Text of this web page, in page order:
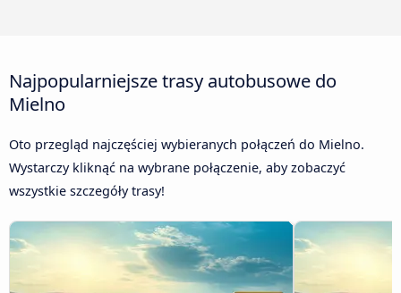
Najpopularniejsze trasy autobusowe do
Mielno
Oto przegląd najczęściej wybieranych połączeń do Mielno.
Wystarczy kliknąć na wybrane połączenie, aby zobaczyć
wszystkie szczegóły trasy!